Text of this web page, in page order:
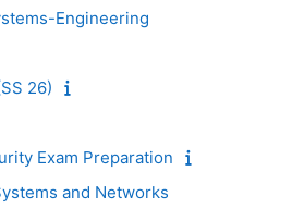
Engineering
26)
Exam Preparation
and Networks